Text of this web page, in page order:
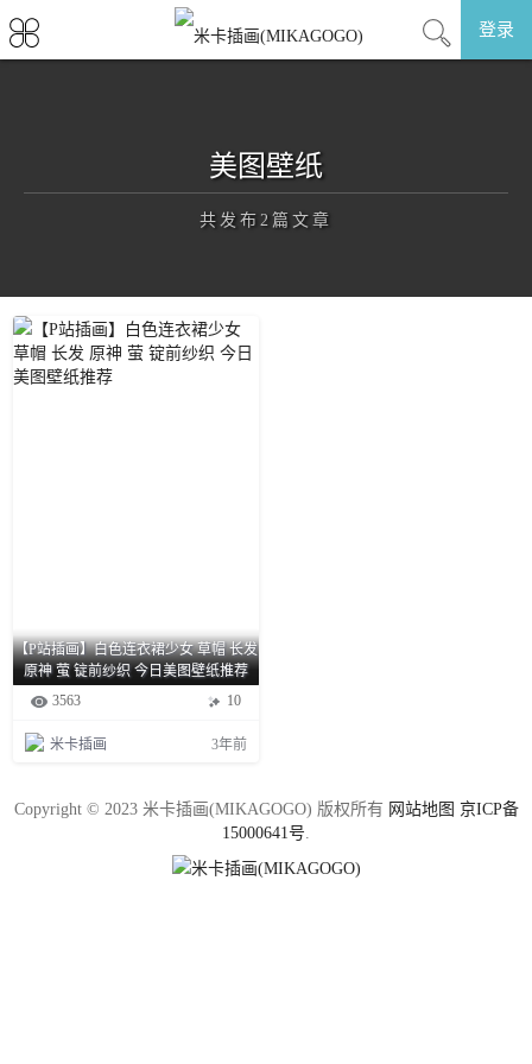
登录
美图壁纸
共发布2篇文章
正在为您加载新内容
【P站插画】白色连衣裙少女 草帽 长发
原神 萤 锭前纱织 今日美图壁纸推荐
3563
10
米卡插画 3年前
Copyright © 2023 米卡插画(MIKAGOGO) 版权所有 网站地图 京ICP备
15000641号.